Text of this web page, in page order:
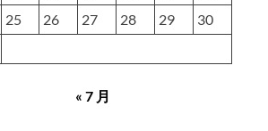
25 26 27 28 29
30
« 7 月